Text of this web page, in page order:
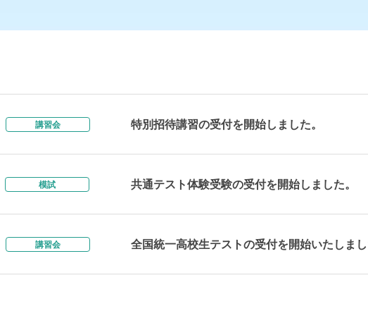
講習会 特別招待講習の受付を開始しました。
模試 共通テスト体験受験の受付を開始しました。
講習会 全国統一高校生テストの受付を開始いたしま